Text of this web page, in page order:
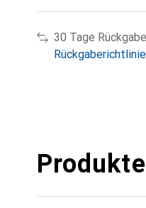
30 Tage